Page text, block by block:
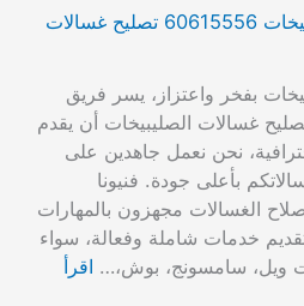
فني تصليح غسالات الصليبيخات 60615556 تصليح غسالات
بفخر واعتزاز، يسر فريق
غسالات الصليبيخات أن يقدم
نحن نعمل جاهدين على
بأعلى جودة. فنيونا
الغسالات مجهزون بالمهارات
خدمات شاملة وفعالة، سواء
ويل، سامسونج، بوش،… اقرأ